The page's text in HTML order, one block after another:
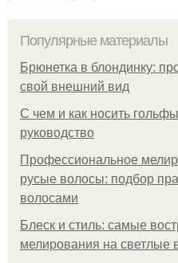
Популярные материалы
Брюнетка в блондинку:
свой внешний вид
С чем и как носить
руководство
Профессиональное
русые волосы: подбор
волосами
Блеск и стиль: самые
мелирования на светлые